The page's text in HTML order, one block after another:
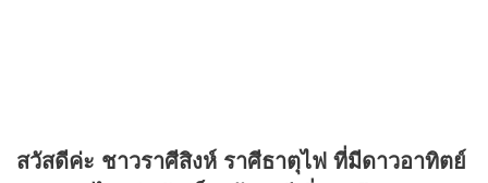
สวัสดีค่ะ ชาวราศีสิงห์ ราศีธาตุไฟ ที่มีดาวอาทิตย์